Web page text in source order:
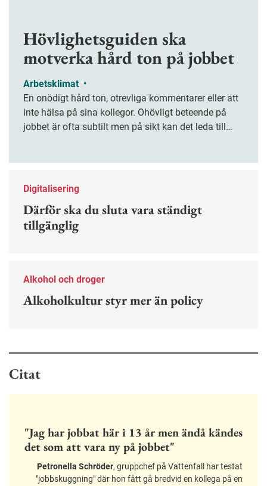
Hövlighetsguiden ska
motverka hård ton på jobbet
Arbetsklimat •
En onödigt hård ton, otrevliga kommentarer eller att
inte hälsa på sina kollegor. Ohövligt beteende på
jobbet är ofta subtilt men på sikt kan det leda till
Digitalisering
Därför ska du sluta vara ständigt
tillgänglig
Alkohol och droger
Alkoholkultur styr mer än policy
Citat
"Jag har jobbat här i 13 år men ändå kändes
det som att vara ny på jobbet"
Petronella Schröder, gruppchef på Vattenfall har testat
"jobbskuggning" där hon fått gå bredvid en kollega på en